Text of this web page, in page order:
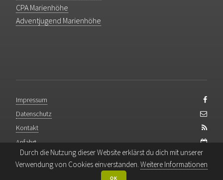
CPA Marienhöhe
Adventjugend Marienhöhe
Impressum
Datenschutz
Kontakt
Anfahrt
Backend-Login
Durch die Nutzung dieser Website erklärst du dich mit unserer
Verwendung von Cookies einverstanden. Weitere Informationen
OK